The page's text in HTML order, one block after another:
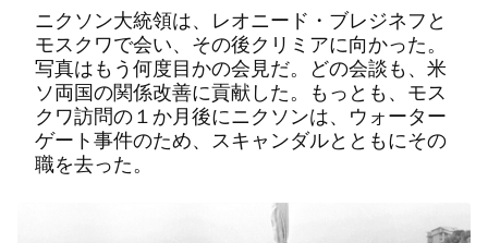
ニクソン大統領は、レオニード・ブレジネフと
モスクワで会い、その後クリミアに向かった。
写真はもう何度目かの会見だ。どの会談も、米
ソ両国の関係改善に貢献した。もっとも、モス
クワ訪問の１か月後にニクソンは、ウォーター
ゲート事件のため、スキャンダルとともにその
職を去った。